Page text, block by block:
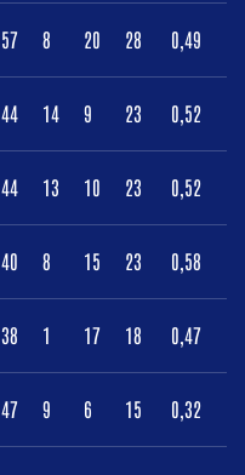
57 8 20 28 0,49
44 14 9 23 0,52
44 13 10 23 0,52
40 8 15 23 0,58
38 1 17 18 0,47
47 9 6 15 0,32